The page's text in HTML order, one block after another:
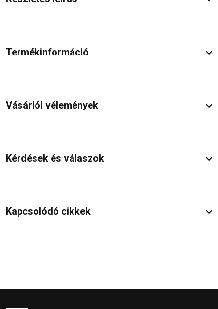
Termékinformáció
Vásárlói vélemények
Kérdések és válaszok
Kapcsolódó cikkek